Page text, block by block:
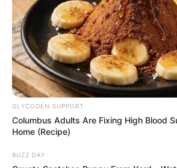
GLYCOGEN SUPPORT
Columbus Adults Are Fixing High Blood
Home (Recipe)
BUZZ DAY